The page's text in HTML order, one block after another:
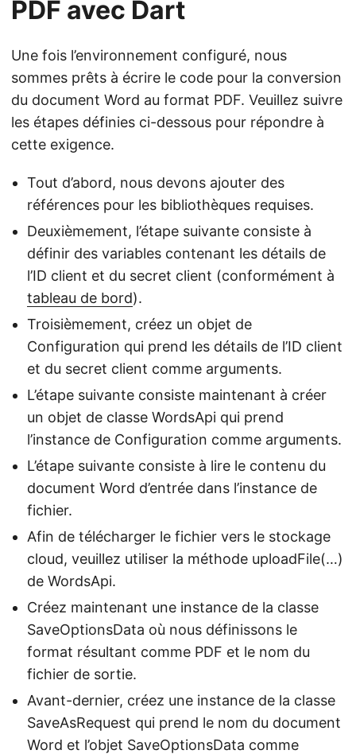
PDF avec Dart
Une fois l’environnement configuré, nous
sommes prêts à écrire le code pour la conversion
du document Word au format PDF. Veuillez suivre
les étapes définies ci-dessous pour répondre à
cette exigence.
Tout d’abord, nous devons ajouter des
références pour les bibliothèques requises.
Deuxièmement, l’étape suivante consiste à
définir des variables contenant les détails de
l’ID client et du secret client (conformément à
tableau de bord).
Troisièmement, créez un objet de
Configuration qui prend les détails de l’ID client
et du secret client comme arguments.
L’étape suivante consiste maintenant à créer
un objet de classe WordsApi qui prend
l’instance de Configuration comme arguments.
L’étape suivante consiste à lire le contenu du
document Word d’entrée dans l’instance de
fichier.
Afin de télécharger le fichier vers le stockage
cloud, veuillez utiliser la méthode uploadFile(…)
de WordsApi.
Créez maintenant une instance de la classe
SaveOptionsData où nous définissons le
format résultant comme PDF et le nom du
fichier de sortie.
Avant-dernier, créez une instance de la classe
SaveAsRequest qui prend le nom du document
Word et l’objet SaveOptionsData comme